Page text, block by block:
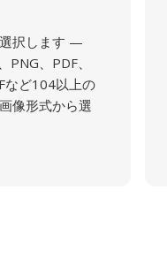
択します —
PNG、PDF、
など104以上の
像形式から選